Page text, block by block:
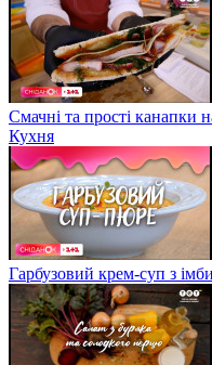
Смачні та прості канапки
Кухня
Гарбузовий крем-суп з